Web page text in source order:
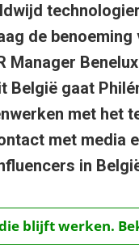
blijft werken.
de
Manager
België gaat
met het
met media
in